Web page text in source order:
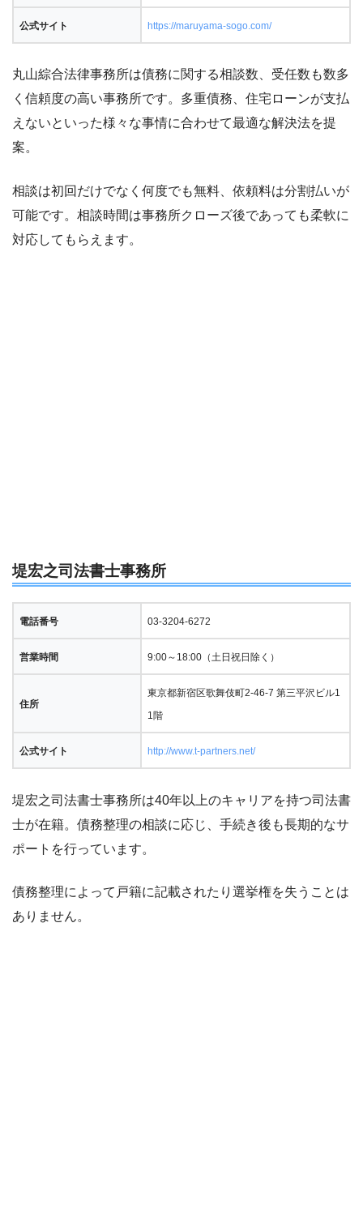
公式サイト https://maruyama-sogo.com/
丸山綜合法律事務所は債務に関する相談数、受任数も数多
く信頼度の高い事務所です。多重債務、住宅ローンが支払
えないといった様々な事情に合わせて最適な解決法を提
案。
相談は初回だけでなく何度でも無料、依頼料は分割払いが
可能です。相談時間は事務所クローズ後であっても柔軟に
対応してもらえます。
堤宏之司法書士事務所
電話番号 03-3204-6272
営業時間 9:00～18:00（土日祝日除く）
住所
東京都新宿区歌舞伎町2-46-7 第三平沢ビル1
1階
公式サイト http://www.t-partners.net/
堤宏之司法書士事務所は40年以上のキャリアを持つ司法書
士が在籍。債務整理の相談に応じ、手続き後も長期的なサ
ポートを行っています。
債務整理によって戸籍に記載されたり選挙権を失うことは
ありません。